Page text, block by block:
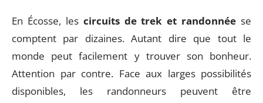
En Écosse, lescircuits de trek et randonnée se
comptent par dizaines. Autant dire que tout le
monde peut facilement y trouver son bonheur.
Attention par contre. Face aux larges possibilités
disponibles, les randonneurs peuvent être